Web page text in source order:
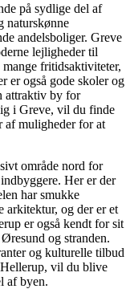
på sydlige del af
naturskønne
andelsboliger. Greve
lejligheder til
fritidsaktiviteter,
er også gode skoler og
attraktiv by for
i Greve, vil du finde
af muligheder for at
område nord for
Her er der
har smukke
arkitektur, og der er et
er også kendt for sit
og stranden.
og kulturelle tilbud
vil du blive
af byen.